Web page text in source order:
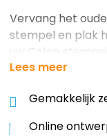
Vervang het
stempel en plak
uw Colop
Lees meer
Gemakkelijk
Online